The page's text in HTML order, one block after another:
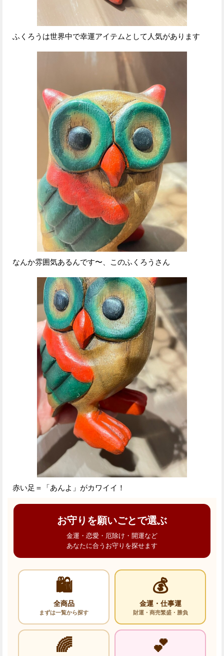
ふくろうは世界中で幸運アイテムとして人気があります
なんか雰囲気あるんです〜、このふくろうさん
赤い足＝「あんよ」がカワイイ！
お守りを願いごとで選ぶ
金運・恋愛・厄除け・開運など
あなたに合うお守りを探せます
🛍️
全商品
まずは一覧から探す
💰
金運・仕事運
財運・商売繁盛・勝負
🌈 💕